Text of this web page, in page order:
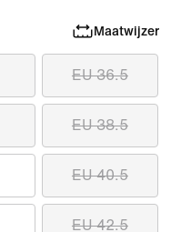
Maatwijzer
EU 36.5
EU 38.5
EU 40.5
EU 42.5